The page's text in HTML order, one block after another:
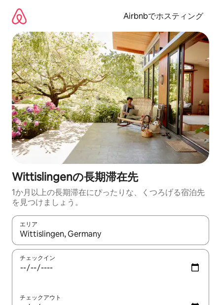
Airbnbでホスティング
Wittislingenの長期滞在先
1か月以上の長期滞在にぴったりな、くつろげる宿泊先
を見つけましょう。
エリア
検索結果が表示されたら、上下の矢印キーを使って移動するか
チェックイン
チェックアウト